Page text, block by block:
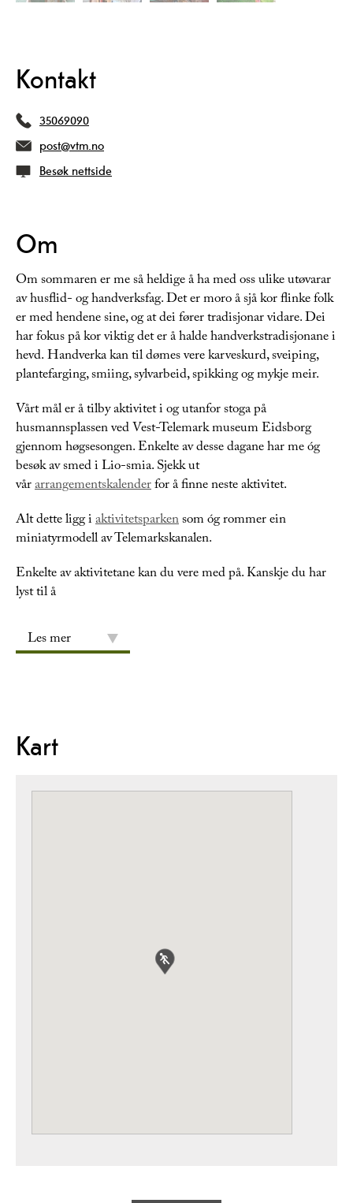
Kontakt
35069090
post@vtm.no
Besøk nettside
Om
Om sommaren er me så heldige å ha med oss ulike utøvarar
av husflid- og handverksfag. Det er moro å sjå kor flinke folk
er med hendene sine, og at dei fører tradisjonar vidare. Dei
har fokus på kor viktig det er å halde handverkstradisjonane i
hevd. Handverka kan til dømes vere karveskurd, sveiping,
plantefarging, smiing, sylvarbeid, spikking og mykje meir.
Vårt mål er å tilby aktivitet i og utanfor stoga på
husmannsplassen ved Vest-Telemark museum Eidsborg
gjennom høgsesongen. Enkelte av desse dagane har me óg
besøk av smed i Lio-smia. Sjekk ut
vårarrangementskalenderfor å finne neste aktivitet.
Alt dette ligg iaktivitetsparkensom óg rommer ein
miniatyrmodell av Telemarkskanalen.
Enkelte av aktivitetane kan du vere med på. Kanskje du har
lyst til å
Les mer
Kart